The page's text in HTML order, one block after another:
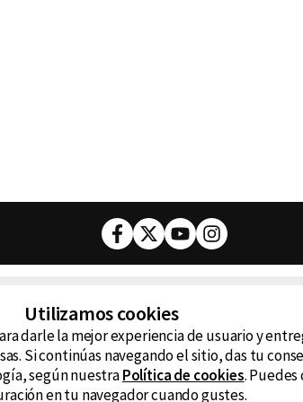
Facebook
TwitterYoutubeInstagram
D99
La Caliente
Utilizamos cookies
darle la mejor experiencia de usuario y
Si continúas navegando el sitio, das tu
según nuestraPolítica de cookies. Puedes
en tu navegador cuando gustes.